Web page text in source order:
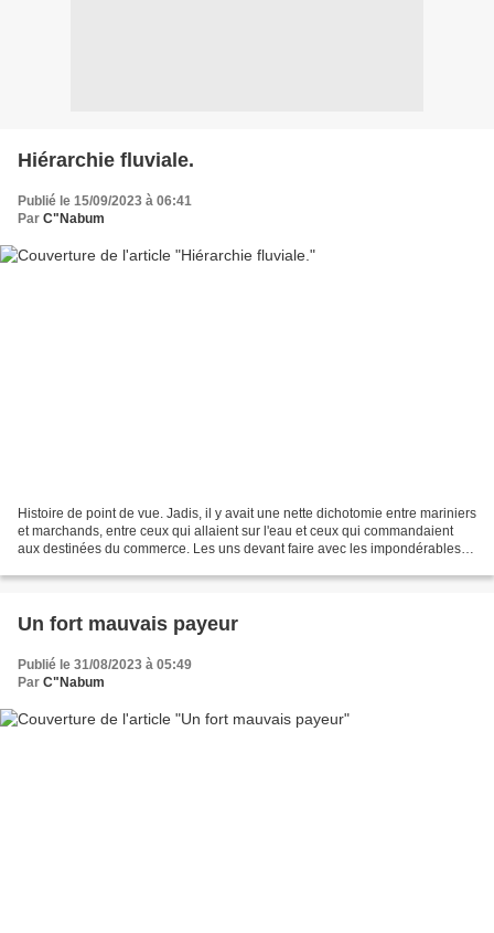
Hiérarchie fluviale.
Publié le 15/09/2023 à 06:41
Par C"Nabum
Histoire de point de vue. Jadis, il y avait une nette dichotomie entre mariniers
et marchands, entre ceux qui allaient sur l'eau et ceux qui commandaient
aux destinées du commerce. Les uns devant faire avec les impondérables,
Un fort mauvais payeur
Publié le 31/08/2023 à 05:49
Par C"Nabum